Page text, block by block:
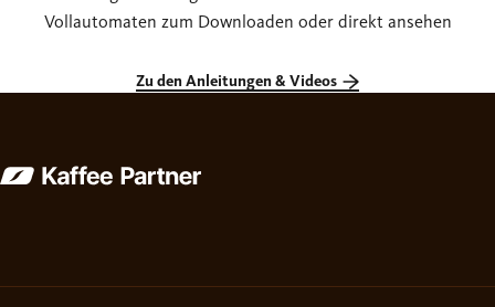
Vollautomaten zum Downloaden oder direkt ansehen
Zu den Anleitungen & Videos